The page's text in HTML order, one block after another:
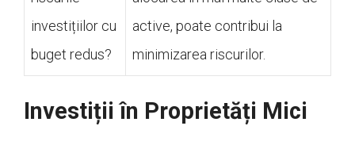
investițiilor cu
buget redus?
active, poate contribui la
minimizarea riscurilor.
Investiții în Proprietăți Mici